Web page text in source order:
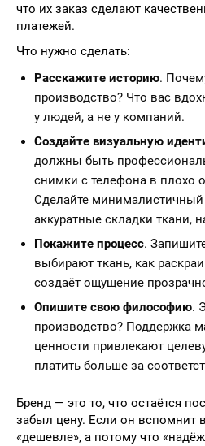
что их заказ сделают
платежей.
Что нужно сделать:
Расскажите историю.
производство? Что вас
у людей, а не у компаний.
Создайте визуальную
должны быть
снимки с телефона в плохо
Сделайте
аккуратные складки ткани,
Покажите процесс.
выбирают ткань, как
создаёт ощущение
Опишите свою философию.
производство? Поддержка
ценности привлекают
платить больше за
Бренд — это то, что остаётся
забыл цену. Если он вспомнит
«дешевле», а потому что